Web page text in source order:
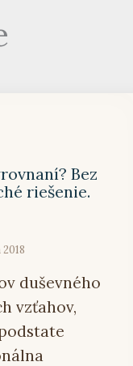
Bez
riešenie.
duševného
vzťahov,